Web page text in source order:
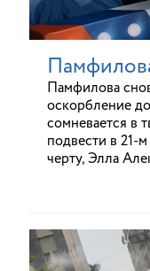
Памфилова
оскорбление
сомневается в
подвести в 21-
черту, Элла